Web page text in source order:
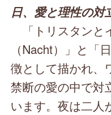
日、愛と理性の対
「トリスタンと
（Nacht）」と「
徴として描かれ、
禁断の愛の中で対
います。夜は二人